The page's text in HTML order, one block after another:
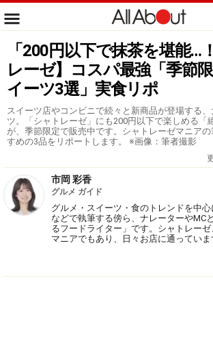
「200円以下で抹茶を堪能…
レーゼ】コスパ最強「季節
イーツ3選」実食リポ
スイーツ店やコンビニで続々と新商品が登場する
ツ。「シャトレーゼ」にも200円以下で楽しめる「
が、季節限定で販売中です。シャトレーゼマニア
すめの3品をリポートします。 ※画像：筆者撮影
市岡 彩香
グルメ ガイド
グルメ・スイーツ・食のトレンドを中
などで執筆する傍ら、ナレーターやMC
るフードライター」です。シャトレー
マニアでもあり、日々お店に通っていま